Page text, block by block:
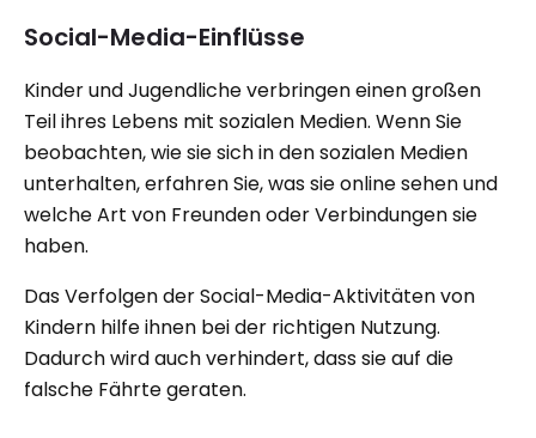
Social-Media-Einflüsse
Kinder und Jugendliche verbringen einen großen
Teil ihres Lebens mit sozialen Medien. Wenn Sie
beobachten, wie sie sich in den sozialen Medien
unterhalten, erfahren Sie, was sie online sehen und
welche Art von Freunden oder Verbindungen sie
haben.
Das Verfolgen der Social-Media-Aktivitäten von
Kindern hilfe ihnen bei der richtigen Nutzung.
Dadurch wird auch verhindert, dass sie auf die
falsche Fährte geraten.